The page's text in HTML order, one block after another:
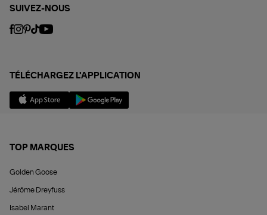
SUIVEZ-NOUS
TÉLÉCHARGEZ L'APPLICATION
TOP MARQUES
Golden Goose
Jérôme Dreyfuss
Isabel Marant